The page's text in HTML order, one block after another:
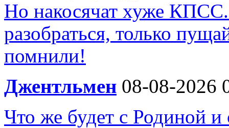
Но накосячат хуже
разобраться, только
помнили!
Джентльмен 08-08-2026
Что же будет с Родиной и